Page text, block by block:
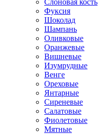
Слоновая кость
Фуксия
Шоколад
Шампань
Оливковые
Оранжевые
Вишневые
Изумрудные
Венге
Ореховые
Янтарные
Сиреневые
Салатовые
Фиолетовые
Мятные